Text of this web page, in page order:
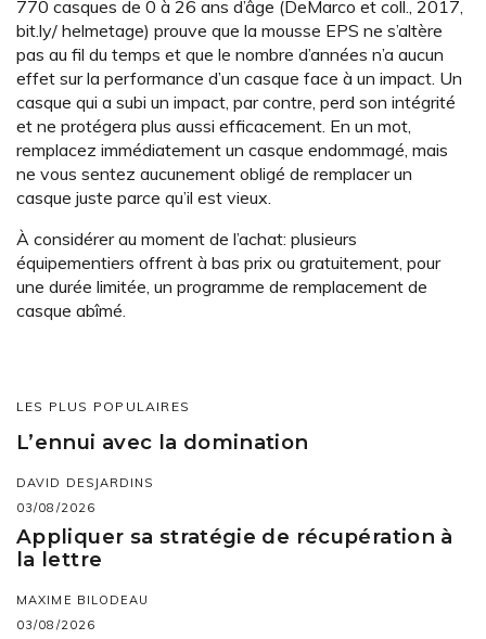
770 casques de 0 à 26 ans d’âge (DeMarco et coll., 2017,
bit.ly/ helmetage) prouve que la mousse EPS ne s’altère
pas au fil du temps et que le nombre d’années n’a aucun
effet sur la performance d’un casque face à un impact. Un
casque qui a subi un impact, par contre, perd son intégrité
et ne protégera plus aussi efficacement. En un mot,
remplacez immédiatement un casque endommagé, mais
ne vous sentez aucunement obligé de remplacer un
casque juste parce qu’il est vieux.
À considérer au moment de l’achat: plusieurs
équipementiers offrent à bas prix ou gratuitement, pour
une durée limitée, un programme de remplacement de
casque abîmé.
LES PLUS POPULAIRES
L’ennui avec la domination
DAVID DESJARDINS
03/08/2026
Appliquer sa stratégie de récupération à
la lettre
MAXIME BILODEAU
03/08/2026